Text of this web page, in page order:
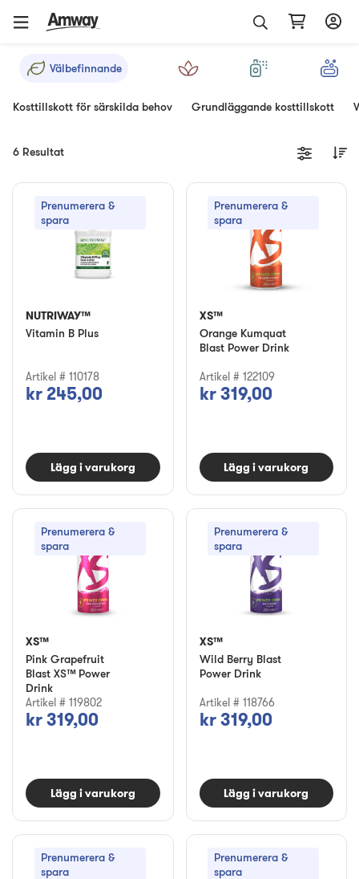
Välbefinnande
Kosttillskott för särskilda behov Grundläggande kosttillskott
6 Resultat
Prenumerera &
spara
NUTRIWAY™
Vitamin B Plus
Artikel # 110178
kr 245,00
Lägg i varukorg
Prenumerera &
spara
XS™
Orange Kumquat
Blast Power Drink
Artikel # 122109
kr 319,00
Lägg i varukorg
Prenumerera &
spara
XS™
Pink Grapefruit
Blast XS™ Power
Drink
Artikel # 119802
kr 319,00
Lägg i varukorg
Prenumerera &
spara
XS™
Wild Berry Blast
Power Drink
Artikel # 118766
kr 319,00
Lägg i varukorg
Prenumerera &
spara
Prenumerera &
spara